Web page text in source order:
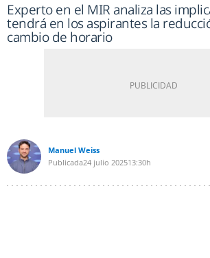
Experto en el MIR analiza las
tendrá en los aspirantes la
cambio de horario
Manuel Weiss
Publicada24 julio 202513:30h